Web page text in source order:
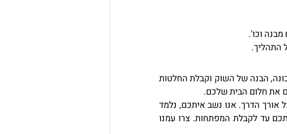
וכו'.
התהליך.
את חלום הבית שלכם.